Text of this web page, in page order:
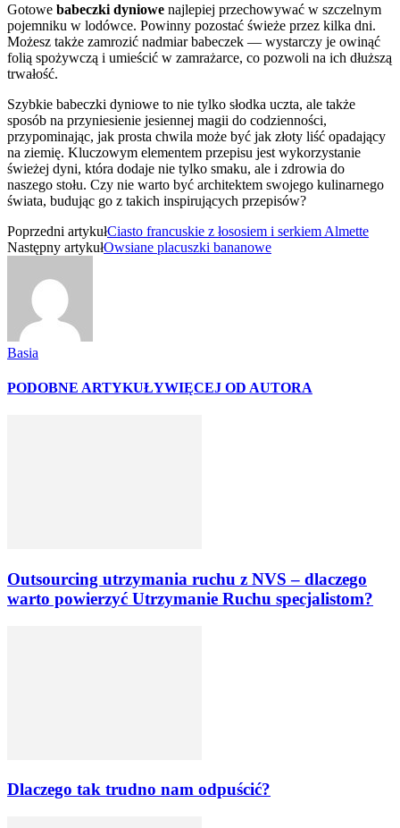
Gotowe babeczki dyniowe najlepiej przechowywać w szczelnym
pojemniku w lodówce. Powinny pozostać świeże przez kilka dni.
Możesz także zamrozić nadmiar babeczek — wystarczy je owinąć
folią spożywczą i umieścić w zamrażarce, co pozwoli na ich dłuższą
trwałość.
Szybkie babeczki dyniowe to nie tylko słodka uczta, ale także
sposób na przyniesienie jesiennej magii do codzienności,
przypominając, jak prosta chwila może być jak złoty liść opadający
na ziemię. Kluczowym elementem przepisu jest wykorzystanie
świeżej dyni, która dodaje nie tylko smaku, ale i zdrowia do
naszego stołu. Czy nie warto być architektem swojego kulinarnego
świata, budując go z takich inspirujących przepisów?
Poprzedni artykułCiasto francuskie z łososiem i serkiem Almette
Następny artykułOwsiane placuszki bananowe
Basia
PODOBNE ARTYKUŁYWIĘCEJ OD AUTORA
Outsourcing utrzymania ruchu z NVS – dlaczego
warto powierzyć Utrzymanie Ruchu specjalistom?
Dlaczego tak trudno nam odpuścić?